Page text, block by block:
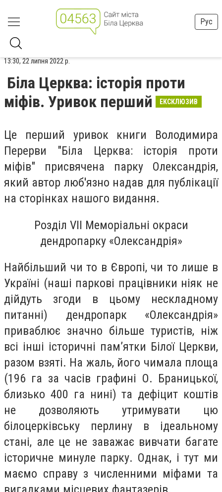
Рус
13:30, 22 липня 2022 р.
Біла Церква: історія проти
міфів. Уривок перший
ЕКСКЛЮЗИВ
Це перший уривок книги Володимира
Перерви "Біла Церква: історія проти
міфів" присвячена парку Олександрія,
який автор люб'язно надав для публікації
на сторінках нашого видання.
Розділ VІІ Меморіальні окраси
дендропарку «Олександрія»
Найбільший чи то в Європі, чи то лише в
Україні (наші паркові працівники ніяк не
дійдуть згоди в цьому нескладному
питанні) дендропарк «Олександрія»
приваблює значно більше туристів, ніж
всі інші історичні пам’ятки Білої Церкви,
разом взяті. На жаль, його чимала площа
(196 га за часів графині О. Браницької,
близько 400 га нині) та дефіцит коштів
не дозволяють утримувати цю
білоцерківську перлину в ідеальному
стані, але це не заважає вивчати багате
історичне минуле парку. Однак, і тут ми
маємо справу з численними міфами та